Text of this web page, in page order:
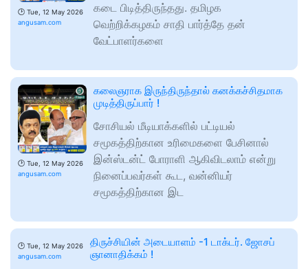
🕑 Tue, 12 May 2026
angusam.com
கடை பிடித்திருந்தது. தமிழக
வெற்றிக்கழகம் சாதி பார்த்தே தன்
வேட்பாளர்களை
🕑 Tue, 12 May 2026
angusam.com
கலைஞராக இருந்திருந்தால் கனக்கச்சிதமாக
முடித்திருப்பார் !
சோசியல் மீடியாக்களில் பட்டியல்
சமூகத்திற்கான உரிமைகளை பேசினால்
இன்ஸ்டன்ட் போராளி ஆகிவிடலாம் என்று
நினைப்பவர்கள் கூட, வன்னியர்
சமூகத்திற்கான இட
🕑 Tue, 12 May 2026
angusam.com
திருச்சியின் அடையாளம் -1 டாக்டர். ஜோசப்
ஞானாதிக்கம் !